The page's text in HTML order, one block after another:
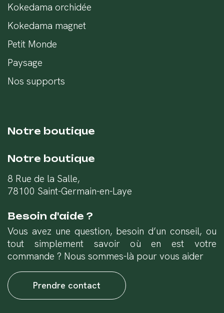
Kokedama orchidée
Kokedama magnet
Petit Monde
Paysage
Nos supports
Notre boutique
Notre boutique
8 Rue de la Salle,
78100 Saint-Germain-en-Laye
Besoin d'aide ?
Vous avez une question, besoin d’un conseil, ou
tout simplement savoir où en est votre
commande ? Nous sommes-là pour vous aider
Prendre contact